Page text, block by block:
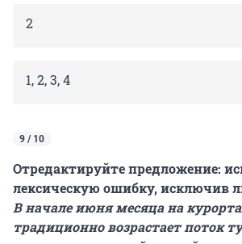
2
1, 2, 3, 4
9 / 10
Отредактируйте предложение:
лексическую ошибку, исключив
В начале июня месяца на
традиционно возрастает поток